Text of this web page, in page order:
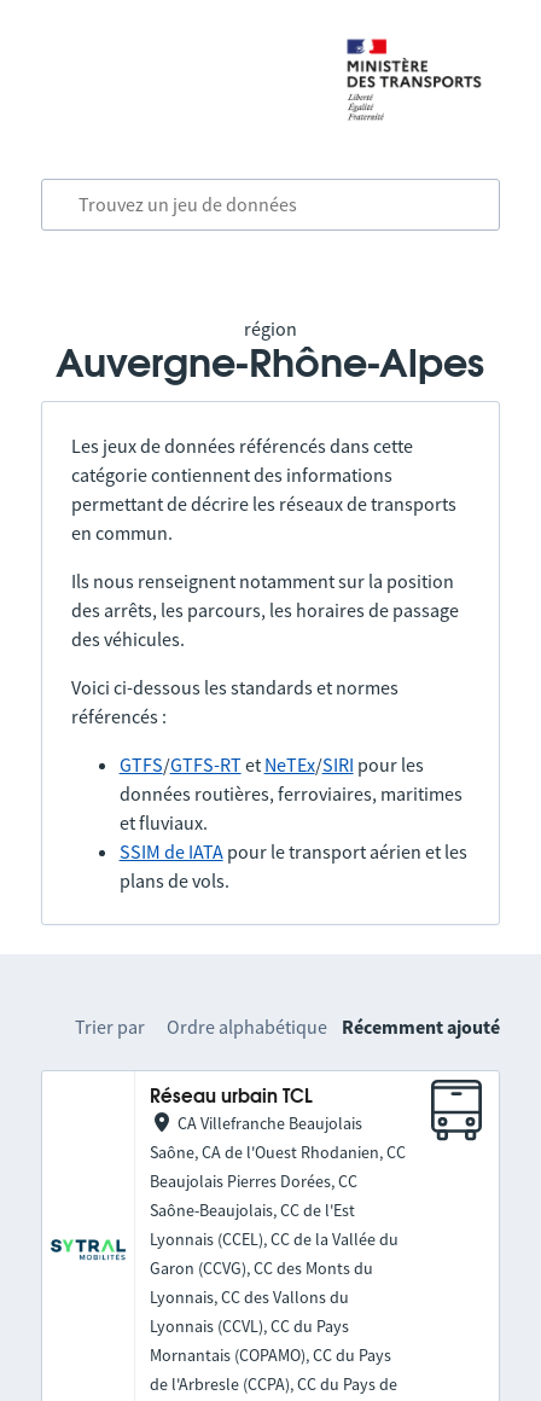
région
Auvergne-Rhône-Alpes
Les jeux de données référencés dans cette
catégorie contiennent des informations
permettant de décrire les réseaux de transports
en commun.
Ils nous renseignent notamment sur la position
des arrêts, les parcours, les horaires de passage
des véhicules.
Voici ci-dessous les standards et normes
référencés :
GTFS/GTFS-RTet NeTEx/SIRI pour les
données routières, ferroviaires, maritimes
et fluviaux.
SSIM de IATApour le transport aérien et les
plans de vols.
Trier par Ordre alphabétique Récemment ajouté
Réseau urbain TCL
CA Villefranche Beaujolais
Saône, CA de l'Ouest Rhodanien, CC
Beaujolais Pierres Dorées, CC
Saône-Beaujolais, CC de l'Est
Lyonnais (CCEL), CC de la Vallée du
Garon (CCVG), CC des Monts du
Lyonnais, CC des Vallons du
Lyonnais (CCVL), CC du Pays
Mornantais (COPAMO), CC du Pays
de l'Arbresle (CCPA), CC du Pays de